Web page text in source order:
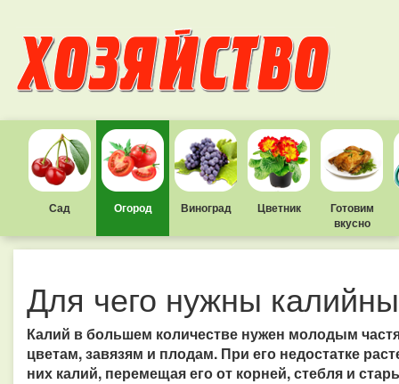
Сад Огород Виноград Цветник
Готовим
вкусно
Для чего нужны
Калий в большем количестве нужен молодым
цветам, завязям и плодам. При его недостатке
них калий, перемещая его от корней, стебля и